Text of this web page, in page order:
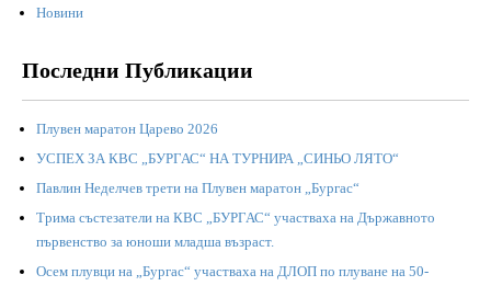
Новини
Последни Публикации
Плувен маратон Царево 2026
УСПЕХ ЗА КВС „БУРГАС“ НА ТУРНИРА „СИНЬО ЛЯТО“
Павлин Неделчев трети на Плувен маратон „Бургас“
Трима състезатели на КВС „БУРГАС“ участваха на Държавното
първенство за юноши младша възраст.
Осем плувци на „Бургас“ участваха на ДЛОП по плуване на 50-